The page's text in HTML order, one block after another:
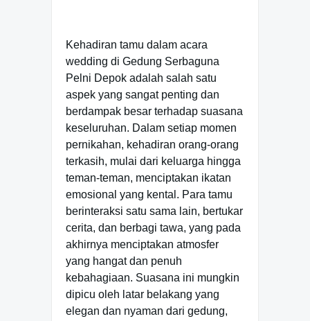
Kehadiran tamu dalam acara
wedding di Gedung Serbaguna
Pelni Depok adalah salah satu
aspek yang sangat penting dan
berdampak besar terhadap suasana
keseluruhan. Dalam setiap momen
pernikahan, kehadiran orang-orang
terkasih, mulai dari keluarga hingga
teman-teman, menciptakan ikatan
emosional yang kental. Para tamu
berinteraksi satu sama lain, bertukar
cerita, dan berbagi tawa, yang pada
akhirnya menciptakan atmosfer
yang hangat dan penuh
kebahagiaan. Suasana ini mungkin
dipicu oleh latar belakang yang
elegan dan nyaman dari gedung,